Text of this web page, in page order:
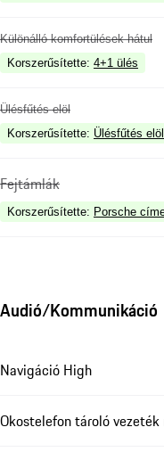
Különálló komfortülések hátul
Korszerűsítette: 4+1 ülés
Ülésfűtés elöl
Korszerűsítette: Ülésfűtés
Fejtámlák
Korszerűsítette: Porsche
Audió/Kommunikáció
Navigáció High
Okostelefon tároló